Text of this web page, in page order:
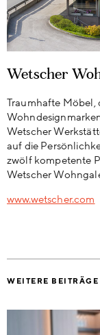
Wetscher
Traumhafte Möbel,
Wetscher
auf die
zwölf kompetente
Wetscher
www.wetscher.com
WEITERE BEITRÄGE